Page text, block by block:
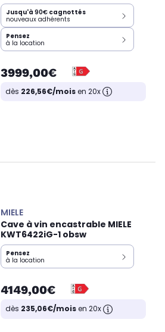
Jusqu'à 90€ cagnottés
nouveaux adhérents
Pensez
à la location
3999,00€
dès 226,56€/moisen 20x
MIELE
Cave à vin encastrable MIELE
KWT6422iG-1 obsw
Pensez
à la location
4149,00€
dès 235,06€/moisen 20x